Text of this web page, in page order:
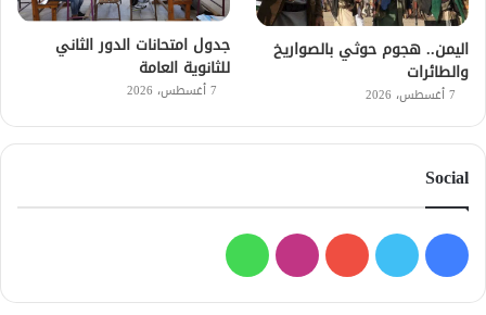
اليمن.. هجوم حوثي بالصواريخ
والطائرات
7 أغسطس، 2026
جدول امتحانات الدور الثاني
للثانوية العامة
7 أغسطس، 2026
Social
فيسبوك
تويتر يوتيوبانستقرامواتساب